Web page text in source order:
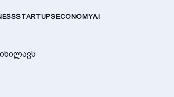
STARTUPSECONOMYAI